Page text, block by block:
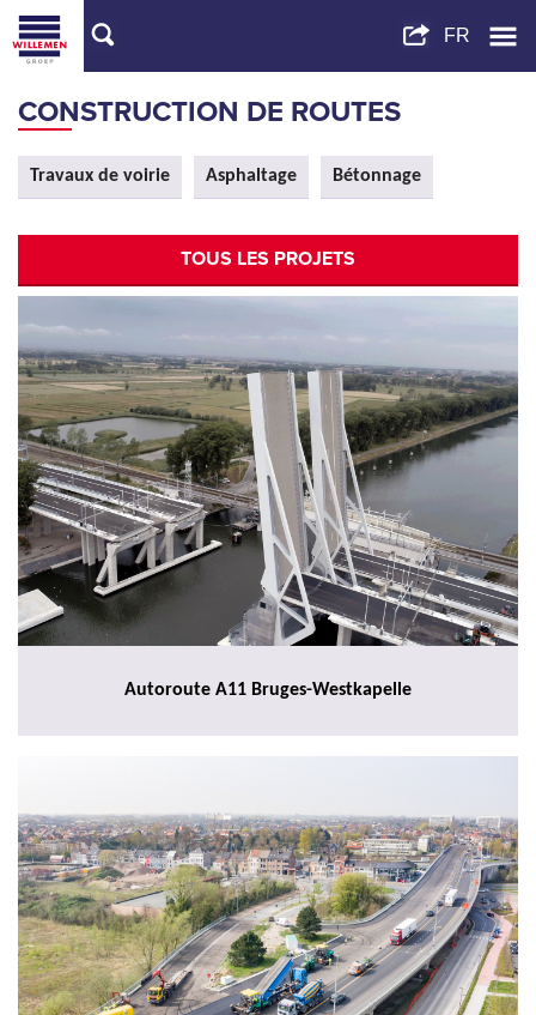
CONSTRUCTION DE ROUTES
Travaux de voirie Asphaltage Bétonnage
TOUS LES PROJETS
Autoroute A11 Bruges-Westkapelle